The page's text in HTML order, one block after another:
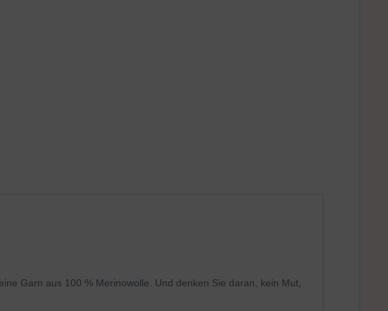
Garn aus 100 % Merinowolle. Und denken Sie daran, kein Mut,